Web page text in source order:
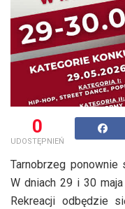
0
UDOSTĘPNIEŃ
Tarnobrzeg
W dniach 29 i 30
Rekreacji odbędzie